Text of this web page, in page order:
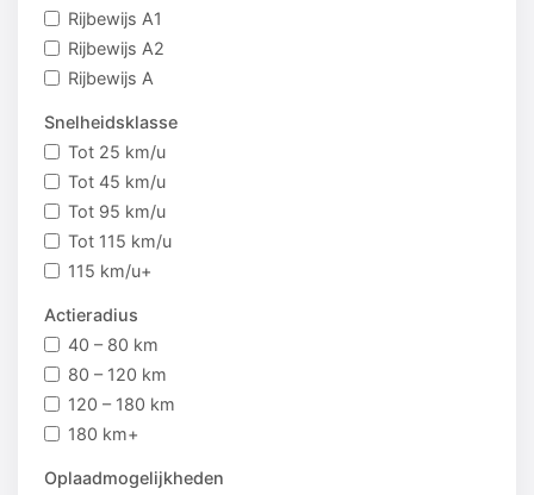
Rijbewijs A1
Rijbewijs A2
Rijbewijs A
Snelheidsklasse
Tot 25 km/u
Tot 45 km/u
Tot 95 km/u
Tot 115 km/u
115 km/u+
Actieradius
40 – 80 km
80 – 120 km
120 – 180 km
180 km+
Oplaadmogelijkheden